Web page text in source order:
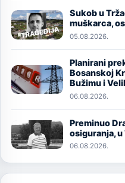
Image
Sukob u
muškarca,
05.08.2026.
Image
Planirani
Bosanskoj
Bužimu i
06.08.2026.
Image
Preminuo
osiguranja,
06.08.2026.